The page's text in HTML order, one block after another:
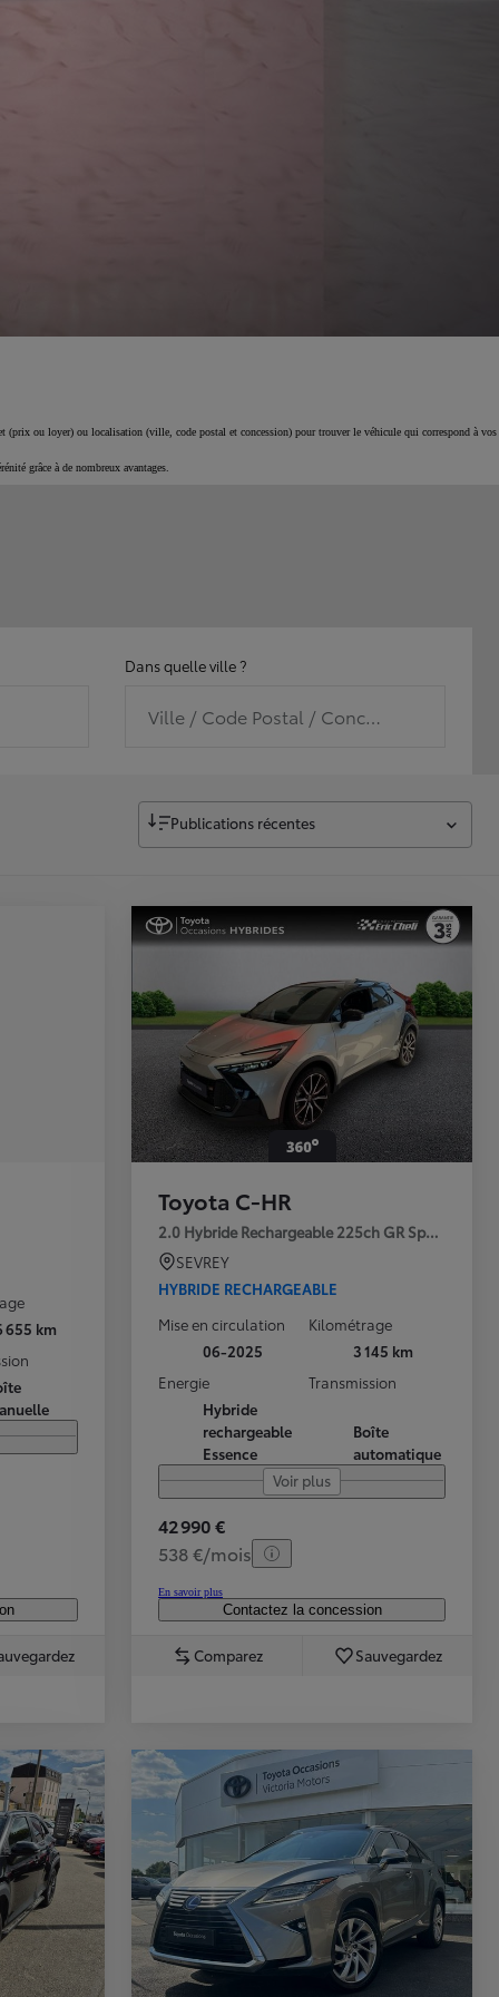
(prix ou loyer) ou localisation (ville, code postal et concession) pour trouver le véhicule qui correspond à vos
grâce à de nombreux avantages.
Dans quelle ville ?
Ville / Code Postal / Concession
Publications récentes
655 km
Toyota C-HR
2.0 Hybride Rechargeable 225ch GR Sport
SEVREY
HYBRIDE RECHARGEABLE
Mise en circulation
06-2025
Kilométrage
3 145 km
Energie
Hybride
rechargeable
Essence
Transmission
Boîte
automatique
Voir plus
42 990 €
538 €/mois
En savoir plus
Contactez la concession
Comparez Sauvegardez